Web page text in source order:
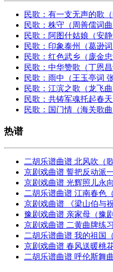
民歌：有一支无声的歌
民歌：株守（周善儒词曲
民歌：阿图什姑娘（安静
民歌：印象泰州（葛逊词
民歌：红色武乡（庞金忠
民歌：中华赞歌（丁恩昌
民歌：雨中（王玉亭词
民歌：江滨之歌（龙飞曲
民歌：共铸军魂托起春
民歌：国门情（海关歌曲
热谱
二胡乐谱曲谱 北风吹（
京剧戏曲谱 誓把反动派
京剧戏曲谱 光辉照儿永
二胡乐谱曲谱 江南春色
京剧戏曲谱 《梁山伯与
豫剧戏曲谱 亲家母（豫
京剧戏曲谱 二黄曲牌练
二胡乐谱曲谱 我的祖国
京剧戏曲谱 春风送暖桃
二胡乐谱曲谱 呼伦斯舞